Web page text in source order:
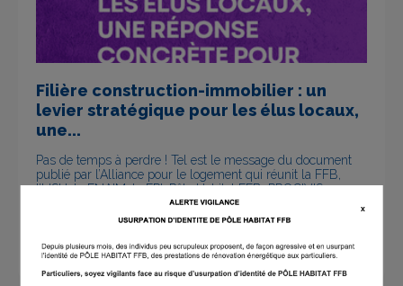
Filière construction-immobilier : un
levier stratégique pour les élus locaux,
une...
Pas de temps à perdre ! Tel est le message du document
publié par l’Alliance pour le logement qui réunit la FFB,
l’USH, la FNAIM, la FPI, Pôle Habitat FFB, PROCIVIS,
l'UNIS, l’UNNE, l’UNSFA et l’UNTEC. Alors que les
exécutifs municipaux sont désormais installés, les
collectivement à l’ensemble des élus locaux pour...
x